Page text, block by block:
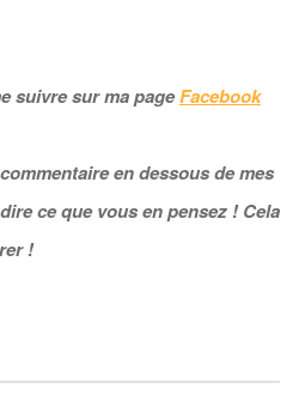
suivre sur ma pageFacebook
en dessous de mes
ce que vous en pensez ! Cela
!